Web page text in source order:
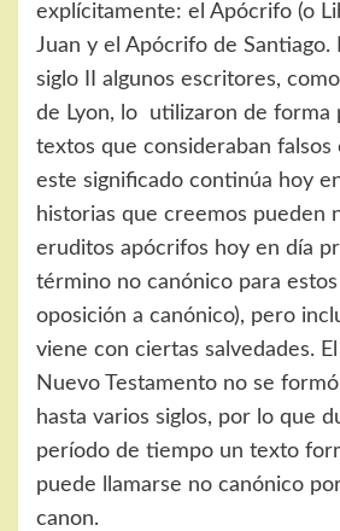
explícitamente: el Apócrifo (o
Juan y el Apócrifo de Santiago.
siglo II algunos escritores,
de Lyon, lo utilizaron de forma
textos que consideraban falsos
este significado continúa hoy
historias que creemos pueden
eruditos apócrifos hoy en día
término no canónico para
oposición a canónico), pero
viene con ciertas salvedades. El
Nuevo Testamento no se
hasta varios siglos, por lo que
período de tiempo un texto
puede llamarse no canónico
canon.